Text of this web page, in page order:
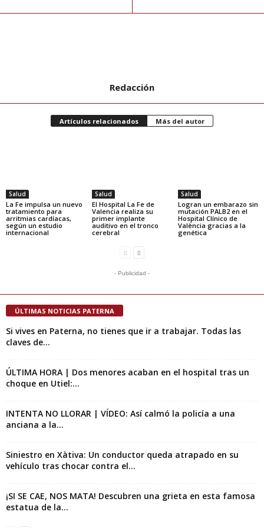
Redacción
Artículos relacionados Más del autor
Salud
La Fe impulsa un nuevo
tratamiento para
arritmias cardíacas,
según un estudio
internacional
Salud
El Hospital La Fe de
Valencia realiza su
primer implante
auditivo en el tronco
cerebral
Salud
Logran un embarazo sin
mutación PALB2 en el
Hospital Clínico de
València gracias a la
genética
- Publicidad -
ÚLTIMAS NOTICIAS PATERNA
Si vives en Paterna, no tienes que ir a trabajar. Todas las
claves de...
ÚLTIMA HORA | Dos menores acaban en el hospital tras un
choque en Utiel:...
INTENTA NO LLORAR | VÍDEO: Así calmó la policía a una
anciana a la...
Siniestro en Xàtiva: Un conductor queda atrapado en su
vehículo tras chocar contra el...
¡SI SE CAE, NOS MATA! Descubren una grieta en esta famosa
estatua de la...